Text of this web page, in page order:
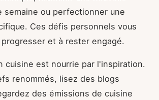
semaine ou perfectionner une
Ces défis personnels vous
et à rester engagé.
cuisine est nourrie par l'inspiration.
renommés, lisez des blogs
des émissions de cuisine